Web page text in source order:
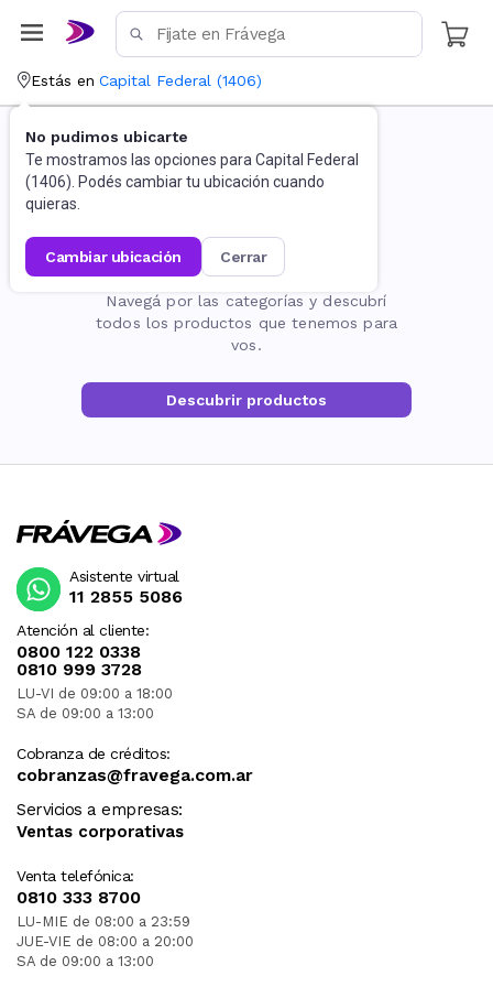
Estás en Capital Federal (1406)
No pudimos ubicarte
Te mostramos las opciones para Capital Federal
(1406). Podés cambiar tu ubicación cuando
quieras.
cambiar ubicación cerrar
La página no existe
Navegá por las categorías y descubrí
todos los productos que tenemos para
vos.
Descubrir productos
Atención al cliente:
0800 122 0338
0810 999 3728
LU-VI de 09:00 a 18:00
SA de 09:00 a 13:00
Cobranza de créditos:
cobranzas@fravega.com.ar
Servicios a empresas:
Ventas corporativas
Venta telefónica:
0810 333 8700
LU-MIE de 08:00 a 23:59
JUE-VIE de 08:00 a 20:00
SA de 09:00 a 13:00
Asistente virtual
11 2855 5086